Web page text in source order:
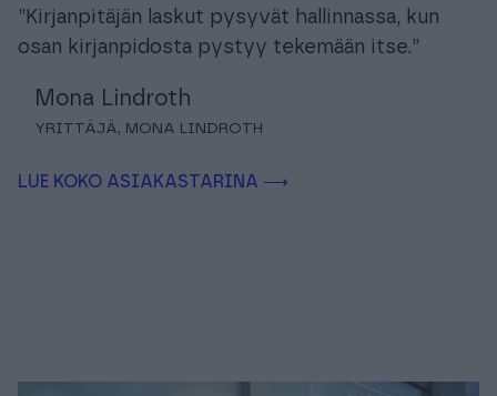
”Kirjanpitäjän laskut pysyvät hallinnassa, kun
osan kirjanpidosta pystyy tekemään itse.”
Mona Lindroth
YRITTÄJÄ, MONA LINDROTH
LUE KOKO ASIAKASTARINA ⟶